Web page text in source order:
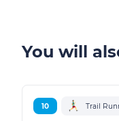
You will
10 Trail